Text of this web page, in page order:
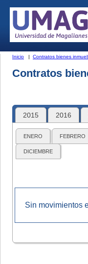
Inicio | Contratos bienes
Contratos
2015 2016
ENERO FEBRERO
DICIEMBRE
Sin movimientos